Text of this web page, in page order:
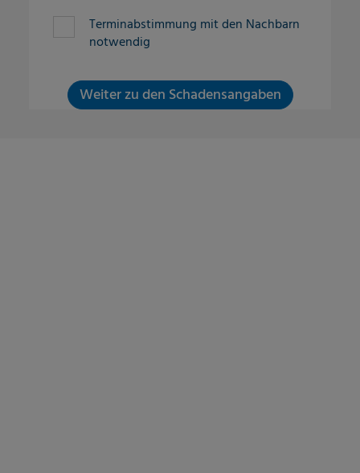
Terminabstimmung mit den Nachbarn
notwendig
Weiter zu den Schadensangaben